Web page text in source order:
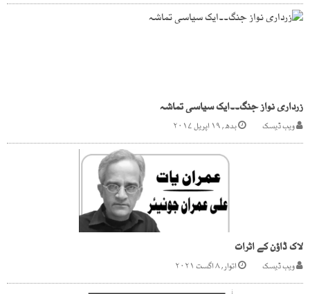
زرداری نواز جنگ۔۔ایک سیاسی تماشہ
ویب ڈیسک بدھ, ۱۹ اپریل ۲۰۱۷
لاک ڈاؤن کے اثرات
ویب ڈیسک اتوار, ۸ اگست ۲۰۲۱